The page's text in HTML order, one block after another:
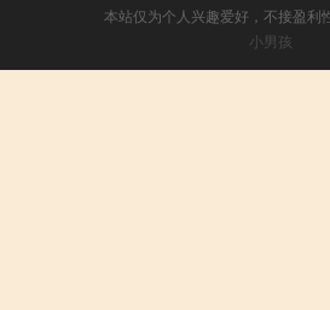
本站仅为个人兴趣爱好，不接盈利
小男孩